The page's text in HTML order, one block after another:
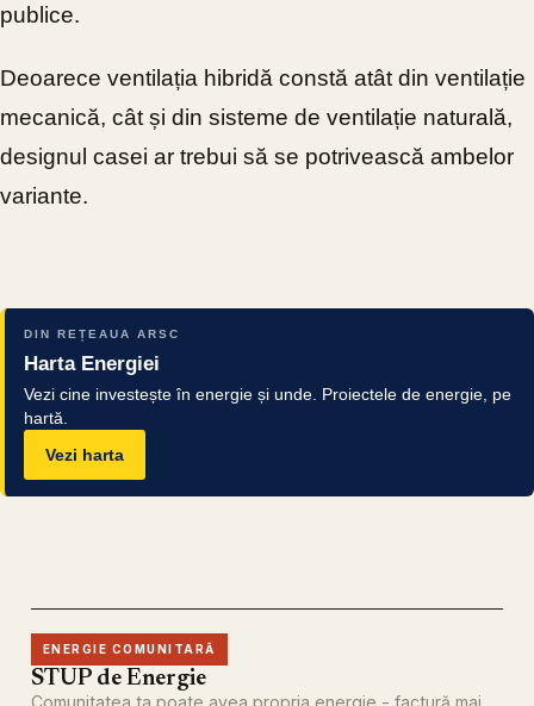
publice.
Deoarece ventilația hibridă constă atât din ventilație
mecanică, cât și din sisteme de ventilație naturală,
designul casei ar trebui să se potrivească ambelor
variante.
DIN REȚEAUA ARSC
Harta Energiei
Vezi cine investește în energie și unde. Proiectele de energie, pe
hartă.
Vezi harta
ENERGIE COMUNITARĂ
STUP de Energie